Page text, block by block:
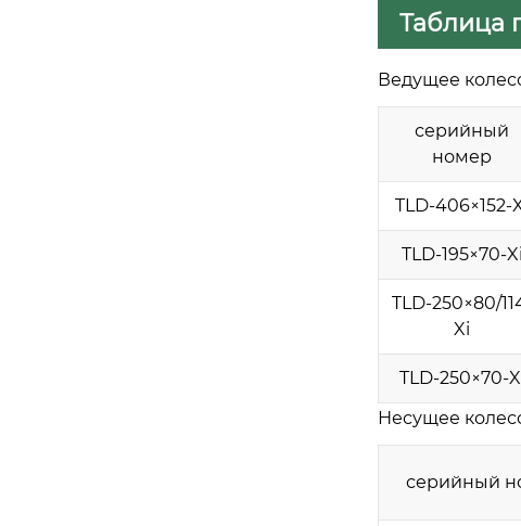
Таблица
Ведущее
серийный
номер
TLD-406×152-
TLD-195×70-Xi
TLD-250×80/
Xi
TLD-250×70-
Несущее
серийный